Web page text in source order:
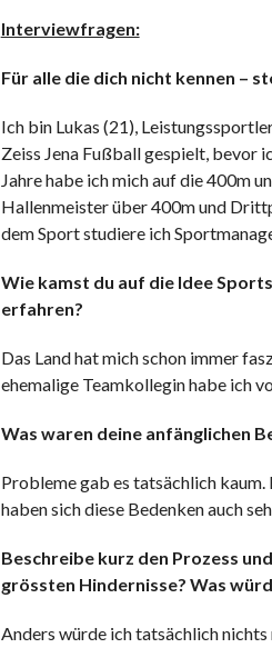
Interviewfragen:
Für alle die dich nicht kennen –
Ich bin Lukas (21),
Zeiss Jena Fußball gespielt, bevor
Jahre habe ich mich auf die 400m
Hallenmeister über 400m und
dem Sport studiere ich
Wie kamst du auf die Idee
erfahren?
Das Land hat mich schon immer
ehemalige Teamkollegin habe ich
Was waren deine anfänglichen
Probleme gab es tatsächlich
haben sich diese Bedenken auch
Beschreibe kurz den Prozess
grössten Hindernisse? Was
Anders würde ich tatsächlich